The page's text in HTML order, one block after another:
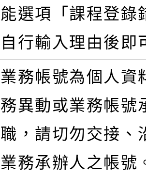
能選項「課程登錄
自行輸入理由後即
業務帳號為個人資
務異動或業務帳號
職，請切勿交接、
業務承辦人之帳號